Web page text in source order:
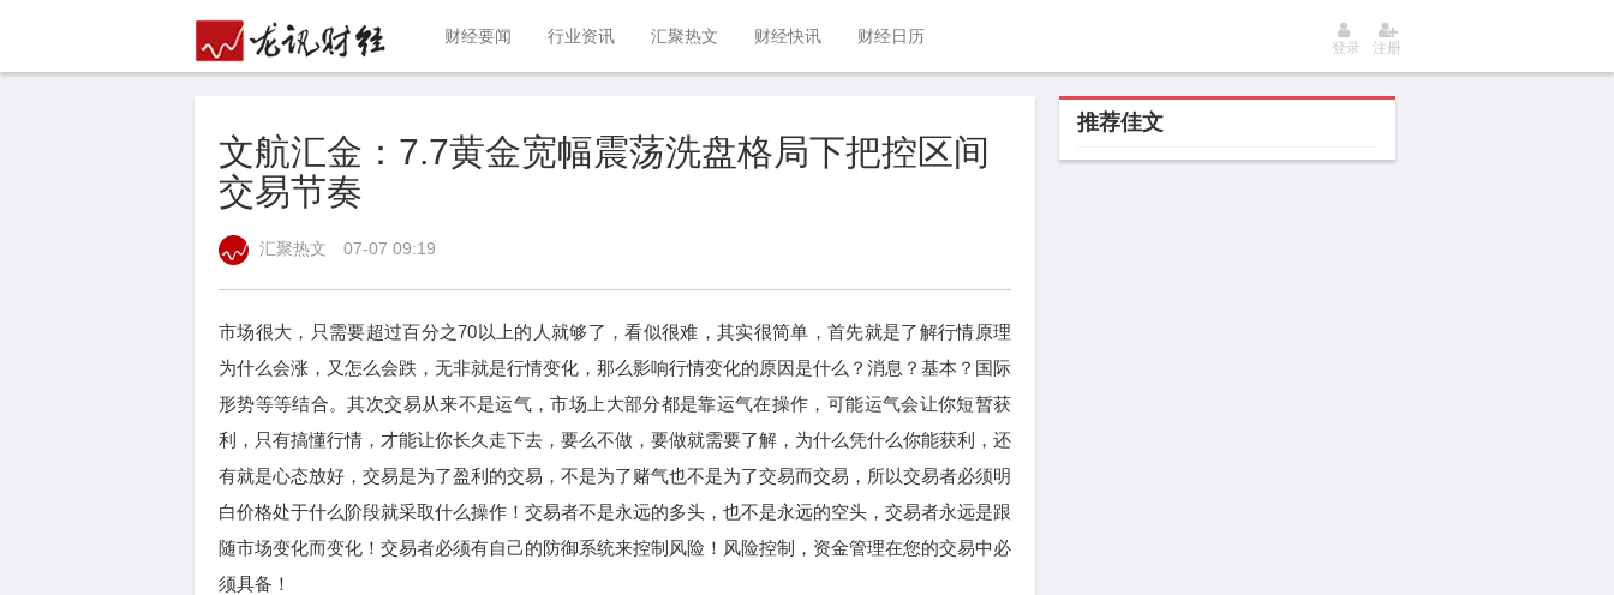
财经要闻 行业资讯 汇聚热文 财经快讯 财经日历
登录 注册
文航汇金：7.7黄金宽幅震荡洗盘格局下把控区间
交易节奏
汇聚热文 07-07 09:19
市场很大，只需要超过百分之70以上的人就够了，看似很难，其实很简单，首先就是了解行情原理
为什么会涨，又怎么会跌，无非就是行情变化，那么影响行情变化的原因是什么？消息？基本？国际
形势等等结合。其次交易从来不是运气，市场上大部分都是靠运气在操作，可能运气会让你短暂获
利，只有搞懂行情，才能让你长久走下去，要么不做，要做就需要了解，为什么凭什么你能获利，还
有就是心态放好，交易是为了盈利的交易，不是为了赌气也不是为了交易而交易，所以交易者必须明
白价格处于什么阶段就采取什么操作！交易者不是永远的多头，也不是永远的空头，交易者永远是跟
随市场变化而变化！交易者必须有自己的防御系统来控制风险！风险控制，资金管理在您的交易中必
须具备！
推荐佳文